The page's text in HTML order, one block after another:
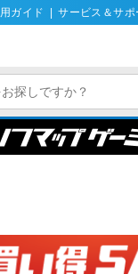
ガイド サービス＆サポ